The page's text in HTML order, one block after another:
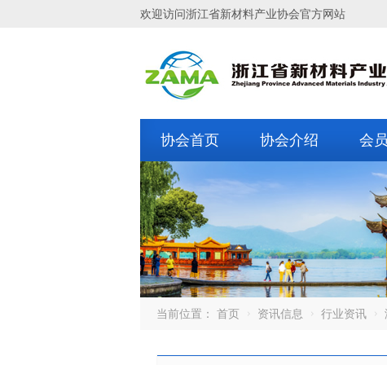
欢迎访问浙江省新材料产业协会官方网站
协会首页 协会介绍 会
当前位置： 首页 资讯信息 行业资讯